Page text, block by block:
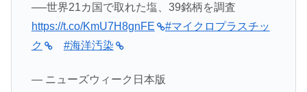
──世界21カ国で取れた塩、39銘柄を調査
https://t.co/KmU7H8gnFE
#マイクロプラスチッ
ク
#海洋汚染
— ニューズウィーク日本版